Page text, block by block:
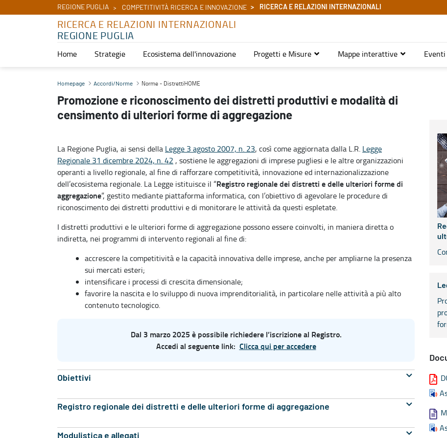
REGIONE PUGLIA COMPETITIVITÀ RICERCA E INNOVAZIONE RICERCA E RELAZIONI INTERNAZIONALI
RICERCA E RELAZIONI INTERNAZIONALI
REGIONE PUGLIA
Home Strategie Ecosistema dell'innovazione Progetti e Misure Mappe interattive Eventi
Norme - DistrettiHOME - Ricerca e relazioni internazionali
Homepage Accordi/Norme Norme - DistrettiHOME
Promozione e riconoscimento dei distretti produttivi e modalità di
censimento di ulteriori forme di aggregazione
La Regione Puglia, ai sensi della Legge 3 agosto 2007, n. 23, così come aggiornata dalla L.R. Legge
Regionale 31 dicembre 2024, n. 42 , sostiene le aggregazioni di imprese pugliesi e le altre organizzazioni
operanti a livello regionale, al fine di rafforzare competitività, innovazione ed internazionalizzazione
dell’ecosistema regionale. La Legge istituisce il “Registro regionale dei distretti e delle ulteriori forme di
aggregazione”, gestito mediante piattaforma informatica, con l’obiettivo di agevolare le procedure di
riconoscimento dei distretti produttivi e di monitorare le attività da questi espletate.
I distretti produttivi e le ulteriori forme di aggregazione possono essere coinvolti, in maniera diretta o
indiretta, nei programmi di intervento regionali al fine di:
accrescere la competitività e la capacità innovativa delle imprese, anche per ampliarne la presenza
sui mercati esteri;
intensificare i processi di crescita dimensionale;
favorire la nascita e lo sviluppo di nuova imprenditorialità, in particolare nelle attività a più alto
contenuto tecnologico.
Dal 3 marzo 2025 è possibile richiedere l’iscrizione al Registro.
Accedi al seguente link: Clicca qui per accedere
Obiettivi
Registro regionale dei distretti e delle ulteriori forme di aggregazione
Modulistica e allegati